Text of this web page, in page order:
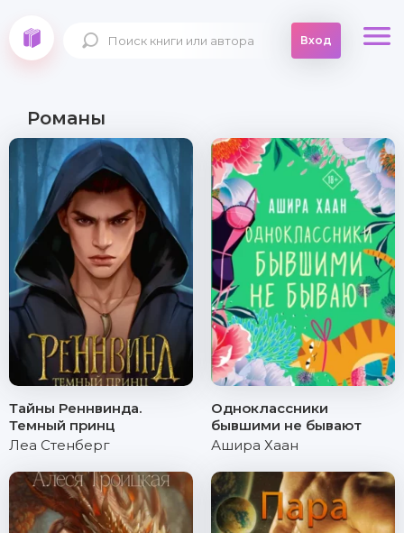
Вход
Романы
Тайны Реннвинда.
Темный принц
Леа Стенберг
Одноклассники
бывшими не бывают
Ашира Хаан